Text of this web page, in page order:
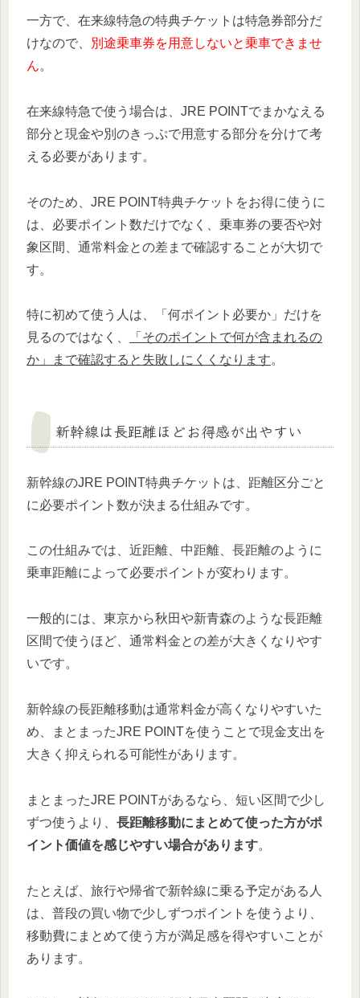
一方で、在来線特急の特典チケットは特急券部分だ
けなので、
別途乗車券を用意しないと乗車できませ
ん。
在来線特急で使う場合は、JRE POINTでまかなえる
部分と現金や別のきっぷで用意する部分を分けて考
える必要があります。
そのため、JRE POINT特典チケットをお得に使うに
は、必要ポイント数だけでなく、乗車券の要否や対
象区間、通常料金との差まで確認することが大切で
す。
特に初めて使う人は、「何ポイント必要か」だけを
見るのではなく、
「そのポイントで何が含まれるの
か」まで確認すると失敗しにくくなります。
新幹線は長距離ほどお得感が出やすい
新幹線のJRE POINT特典チケットは、距離区分ごと
に必要ポイント数が決まる仕組みです。
この仕組みでは、近距離、中距離、長距離のように
乗車距離によって必要ポイントが変わります。
一般的には、東京から秋田や新青森のような長距離
区間で使うほど、通常料金との差が大きくなりやす
いです。
新幹線の長距離移動は通常料金が高くなりやすいた
め、まとまったJRE POINTを使うことで現金支出を
大きく抑えられる可能性があります。
まとまったJRE POINTがあるなら、短い区間で少し
ずつ使うより、 長距離移動にまとめて使った方がポ
イント価値を感じやすい場合があります。
たとえば、旅行や帰省で新幹線に乗る予定がある人
は、普段の買い物で少しずつポイントを使うより、
移動費にまとめて使う方が満足感を得やすいことが
あります。